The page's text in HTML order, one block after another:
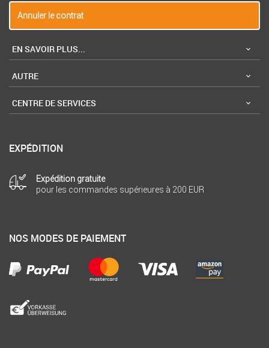
Annuler le contrat
EN SAVOIR PLUS...
AUTRE
CENTRE DE SERVICES
EXPÉDITION
Expédition gratuite
pour les commandes supérieures à 200 EUR
NOS MODES DE PAIEMENT